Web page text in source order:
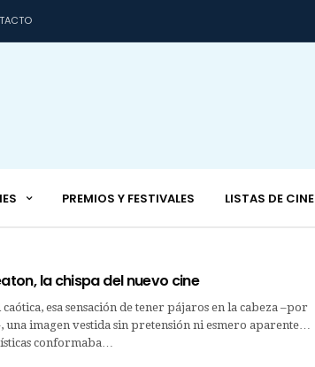
PREMIOS Y FESTIVALES LISTAS DE CINE
la chispa del nuevo cine
esa sensación de tener pájaros en la cabeza –por
imagen vestida sin pretensión ni esmero aparente…
conformaba…